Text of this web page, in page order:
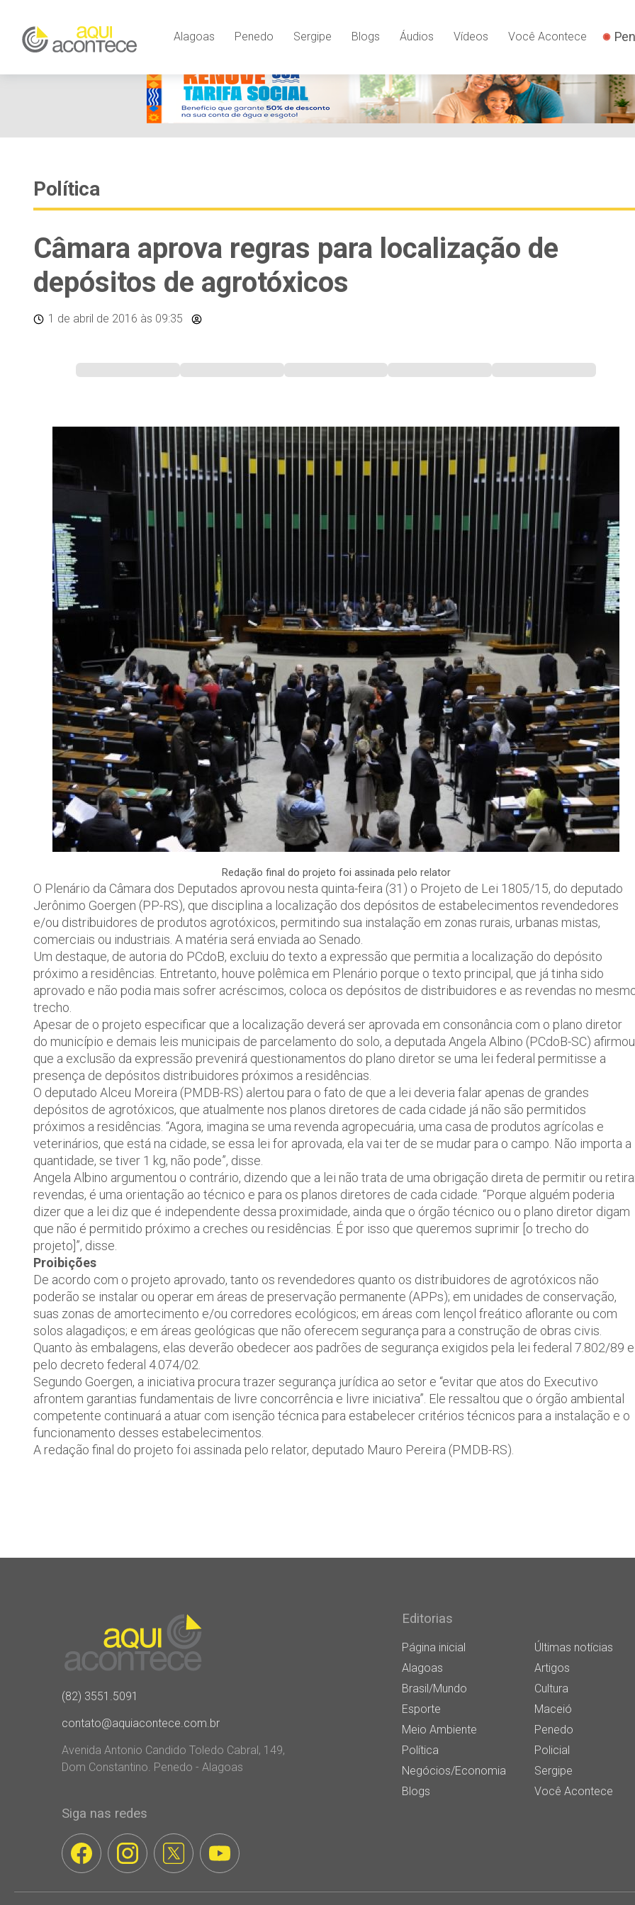
Alagoas Penedo Sergipe Blogs Áudios Vídeos Você Acontece
Política
Câmara aprova regras para localização de
depósitos de agrotóxicos
1 de abril de 2016 às 09:35
Redação final do projeto foi assinada pelo relator
O Plenário da Câmara dos Deputados aprovou nesta quinta-feira (31) o Projeto de Lei 1805/15, do deputado
Jerônimo Goergen (PP-RS), que disciplina a localização dos depósitos de estabelecimentos revendedores
e/ou distribuidores de produtos agrotóxicos, permitindo sua instalação em zonas rurais, urbanas mistas,
comerciais ou industriais. A matéria será enviada ao Senado.
Um destaque, de autoria do PCdoB, excluiu do texto a expressão que permitia a localização do depósito
próximo a residências. Entretanto, houve polêmica em Plenário porque o texto principal, que já tinha sido
aprovado e não podia mais sofrer acréscimos, coloca os depósitos de distribuidores e as revendas no
trecho.
Apesar de o projeto especificar que a localização deverá ser aprovada em consonância com o plano diretor
do município e demais leis municipais de parcelamento do solo, a deputada Angela Albino (PCdoB-SC) afirmou
que a exclusão da expressão prevenirá questionamentos do plano diretor se uma lei federal permitisse a
presença de depósitos distribuidores próximos a residências.
O deputado Alceu Moreira (PMDB-RS) alertou para o fato de que a lei deveria falar apenas de grandes
depósitos de agrotóxicos, que atualmente nos planos diretores de cada cidade já não são permitidos
próximos a residências. “Agora, imagina se uma revenda agropecuária, uma casa de produtos agrícolas e
veterinários, que está na cidade, se essa lei for aprovada, ela vai ter de se mudar para o campo. Não importa a
quantidade, se tiver 1 kg, não pode”, disse.
Angela Albino argumentou o contrário, dizendo que a lei não trata de uma obrigação direta de permitir ou
revendas, é uma orientação ao técnico e para os planos diretores de cada cidade. “Porque alguém poderia
dizer que a lei diz que é independente dessa proximidade, ainda que o órgão técnico ou o plano diretor digam
que não é permitido próximo a creches ou residências. É por isso que queremos suprimir [o trecho do
projeto]”, disse.
Proibições
De acordo com o projeto aprovado, tanto os revendedores quanto os distribuidores de agrotóxicos não
poderão se instalar ou operar em áreas de preservação permanente (APPs); em unidades de conservação,
suas zonas de amortecimento e/ou corredores ecológicos; em áreas com lençol freático aflorante ou com
solos alagadiços; e em áreas geológicas que não oferecem segurança para a construção de obras civis.
Quanto às embalagens, elas deverão obedecer aos padrões de segurança exigidos pela lei federal 7.802/89 e
pelo decreto federal 4.074/02.
Segundo Goergen, a iniciativa procura trazer segurança jurídica ao setor e “evitar que atos do Executivo
afrontem garantias fundamentais de livre concorrência e livre iniciativa”. Ele ressaltou que o órgão ambiental
competente continuará a atuar com isenção técnica para estabelecer critérios técnicos para a instalação e o
funcionamento desses estabelecimentos.
A redação final do projeto foi assinada pelo relator, deputado Mauro Pereira (PMDB-RS).
(82) 3551.5091
contato@aquiacontece.com.br
Avenida Antonio Candido Toledo Cabral, 149,
Dom Constantino. Penedo - Alagoas
Siga nas redes
Editorias
Página inicial
Últimas notícias
Alagoas
Artigos
Brasil/Mundo
Cultura
Esporte
Maceió
Meio Ambiente
Penedo
Política
Policial
Negócios/Economia
Sergipe
Blogs
Você Acontece